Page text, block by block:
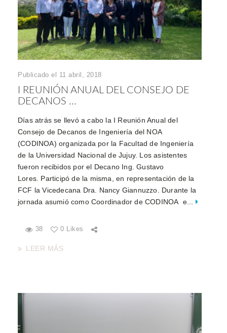
Publicado el 11 abril, 2018
I REUNIÓN ANUAL DEL CONSEJO DE
DECANOS ...
Días atrás se llevó a cabo la I Reunión Anual del
Consejo de Decanos de Ingeniería del NOA
(CODINOA) organizada por la Facultad de Ingeniería
de la Universidad Nacional de Jujuy. Los asistentes
fueron recibidos por el Decano Ing. Gustavo
Lores. Participó de la misma, en representación de la
FCF la Vicedecana Dra. Nancy Giannuzzo. Durante la
jornada asumió como Coordinador de CODINOA e...
38 0 Likes
LEER MÁS